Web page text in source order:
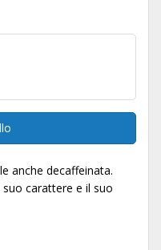
anche decaffeinata.
suo carattere e il suo